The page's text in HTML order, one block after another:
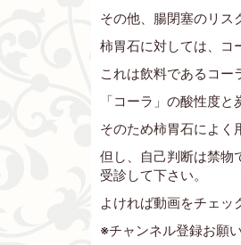
その他、腸閉塞のリス
柿胃石に対しては、コ
これは飲料であるコー
「コーラ」の酸性度
そのため柿胃石によく
但し、自己判断は禁物
受診して下さい。
よければ動画をチェ
※チャンネル登録お願い